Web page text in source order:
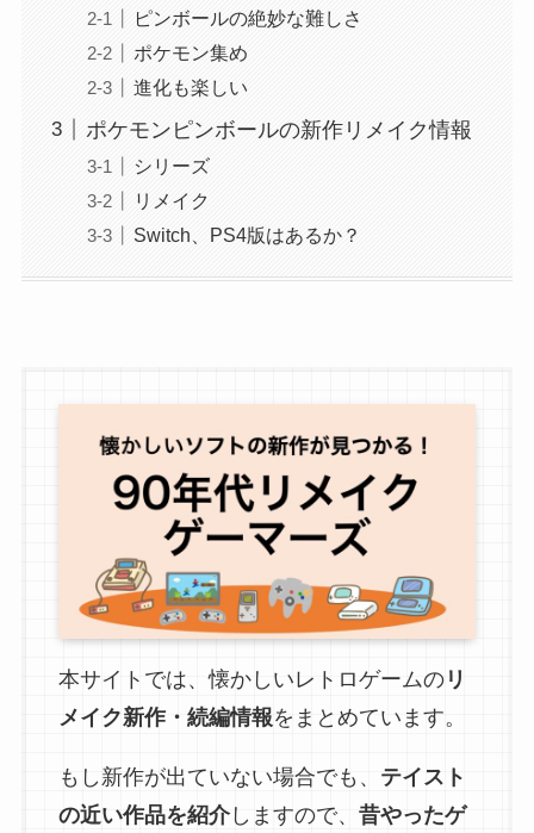
ピンボールの絶妙な難しさ
ポケモン集め
進化も楽しい
ポケモンピンボールの新作リメイク情報
シリーズ
リメイク
Switch、PS4版はあるか？
本サイトでは、懐かしいレトロゲームのリ
メイク新作・続編情報をまとめています。
もし新作が出ていない場合でも、 テイスト
の近い作品を紹介しますので、 昔やったゲ